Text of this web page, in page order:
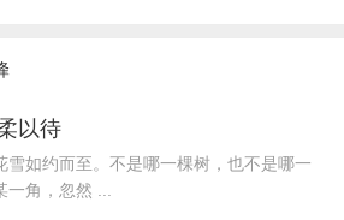
以待
雪如约而至。不是哪一棵树，也不是哪一
角，忽然 ...